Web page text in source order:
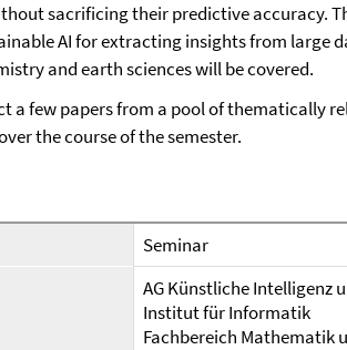
sacrificing their predictive accuracy.
AI for extracting insights from large
and earth sciences will be covered.
a few papers from a pool of thematically
the course of the semester.
Seminar
AG Künstliche Intelligenz
Institut für Informatik
Fachbereich Mathematik